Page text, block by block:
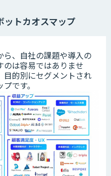
ットカオスマップ
、自社の課題や導入の
のは容易ではありませ
目的別にセグメントされ
です。